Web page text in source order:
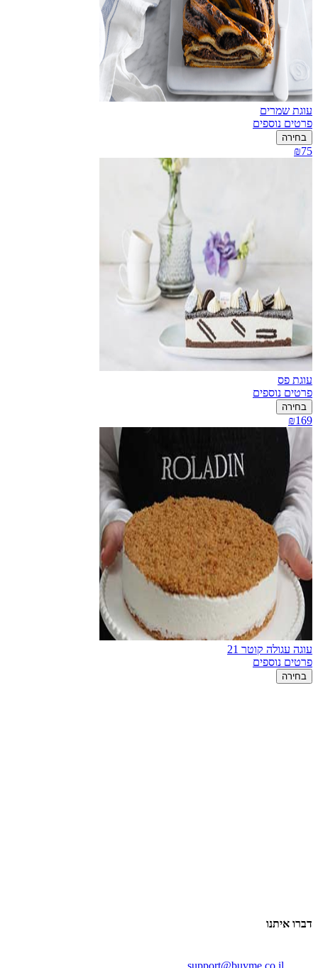
עוגת שמרים
פרטים נוספים
בחירה
₪75
עוגת פס
פרטים נוספים
בחירה
₪169
עוגה עגולה קוטר 21
פרטים נוספים
בחירה
דברו איתנו